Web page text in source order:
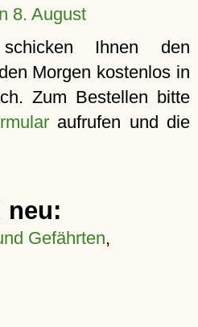
8. August
Ihnen den
Morgen kostenlos in
Zum Bestellen bitte
aufrufen und die
neu:
Gefährten,